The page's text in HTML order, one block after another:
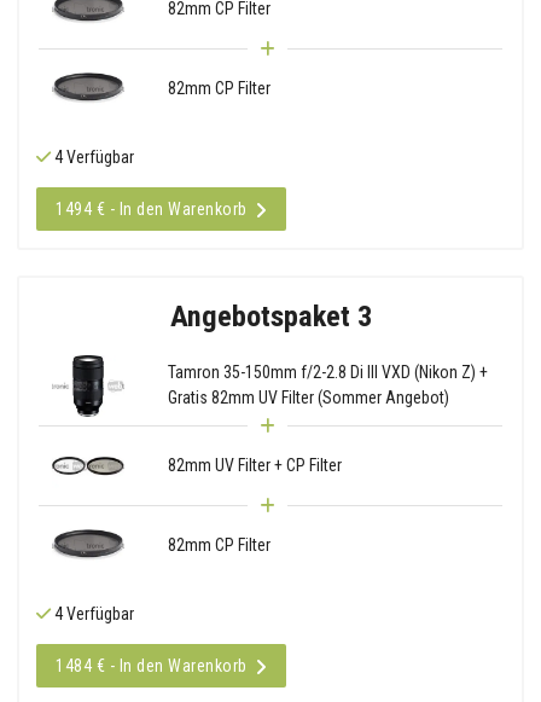
82mm CP Filter
82mm CP Filter
4 Verfügbar
1494 € - In den Warenkorb
Angebotspaket 3
Tamron 35-150mm f/2-2.8 Di III VXD (Nikon Z) +
Gratis 82mm UV Filter (Sommer Angebot)
82mm UV Filter + CP Filter
82mm CP Filter
4 Verfügbar
1484 € - In den Warenkorb